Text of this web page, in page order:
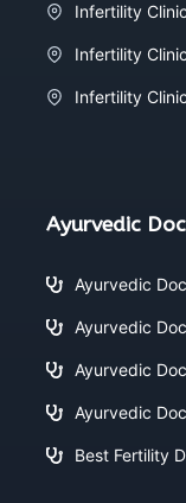
Infertility
Infertility
Infertility
Ayurvedic
Ayurvedic
Ayurvedic
Ayurvedic
Ayurvedic
Best Fertility